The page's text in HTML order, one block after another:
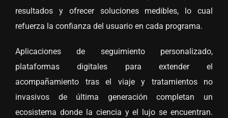
resultados y ofrecer soluciones medibles, lo cual
refuerza la confianza del usuario en cada programa.
Aplicaciones de seguimiento personalizado,
plataformas digitales para extender el
acompañamiento tras el viaje y tratamientos no
invasivos de última generación completan un
ecosistema donde la ciencia y el lujo se encuentran.